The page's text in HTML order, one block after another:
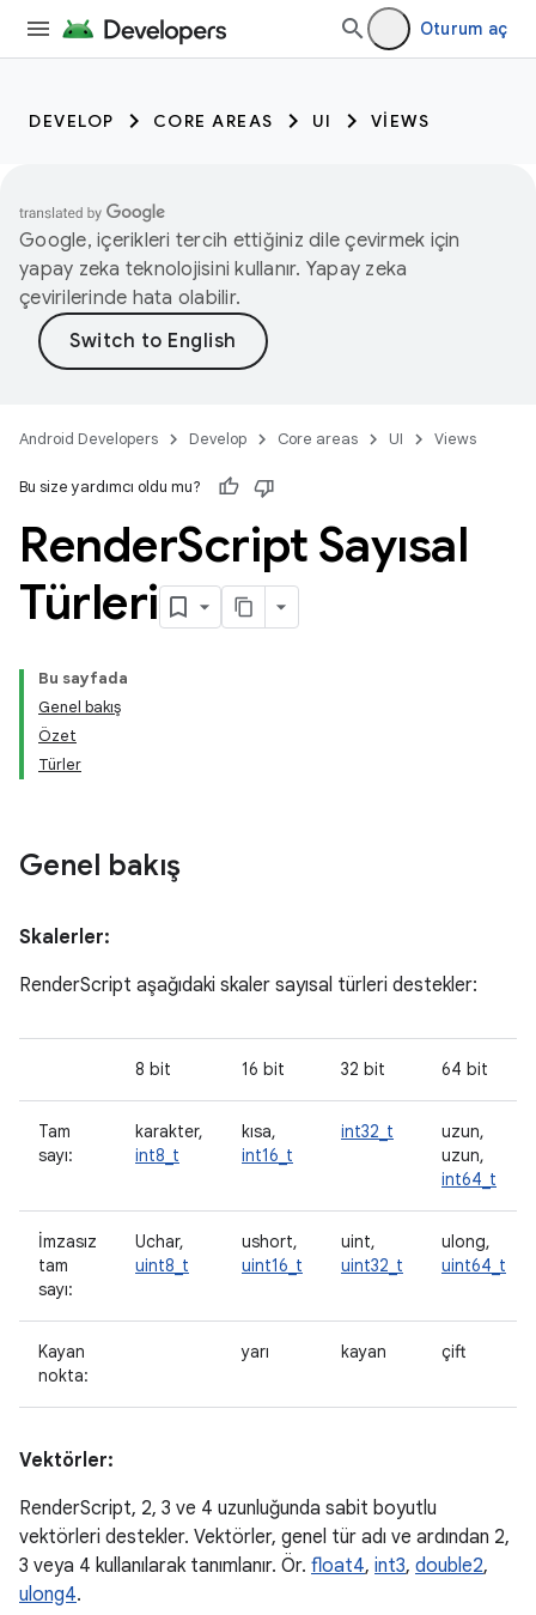
Oturum aç
DEVELOP CORE AREAS UI VIEWS
Google, içerikleri tercih ettiğiniz dile çevirmek için
yapay zeka teknolojisini kullanır. Yapay zeka
çevirilerinde hata olabilir.
Android Developers Develop Core areas UI Views
Bu size yardımcı oldu mu?
RenderScript Sayısal
Türleri
Bu sayfada
Genel bakış
Özet
Türler
Genel bakış
Skalerler:
RenderScript aşağıdaki skaler sayısal türleri destekler:
8 bit 16 bit 32 bit 64 bit
Tam
sayı:
karakter,
int8_t
kısa,
int16_t
int32_t
uzun,
uzun,
int64_t
İmzasız
tam
sayı:
Uchar,
uint8_t
ushort,
uint16_t
uint,
uint32_t
ulong,
uint64_t
Kayan
nokta:
yarı kayan çift
Vektörler:
RenderScript, 2, 3 ve 4 uzunluğunda sabit boyutlu
vektörleri destekler. Vektörler, genel tür adı ve ardından 2,
3 veya 4 kullanılarak tanımlanır. Ör. float4, int3, double2,
ulong4.